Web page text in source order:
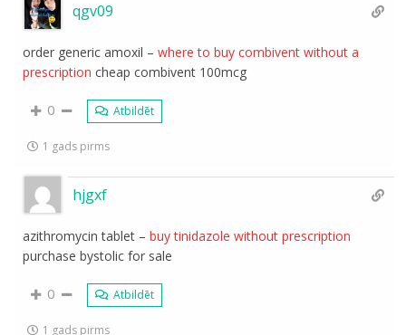
qgv09
order generic amoxil –where to buy combivent without a
prescription cheap combivent 100mcg
0 Atbildēt
1 gads pirms
hjgxf
azithromycin tablet –buy tinidazole without prescription
purchase bystolic for sale
0 Atbildēt
1 gads pirms